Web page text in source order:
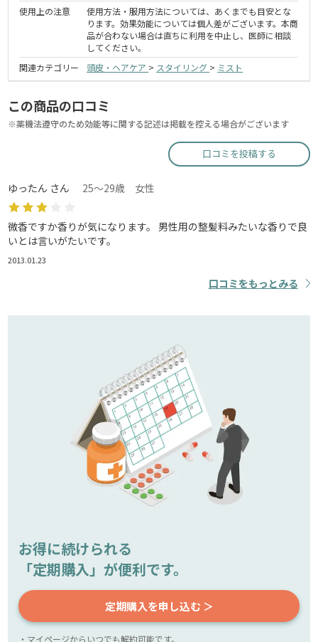
使用上の注意
使用方法・服用方法については、あくまでも目安とな
ります。効果効能については個人差がございます。本商
品が合わない場合は直ちに利用を中止し、医師に相談
してください。
関連カテゴリー
頭皮・ヘアケア > スタイリング > ミスト
この商品の口コミ
※薬機法遵守のため効能等に関する記述は掲載を控える場合がございます
口コミを投稿する
ゆったん さん 25～29歳 女性
微香ですか香りが気になります。 男性用の整髪料みたいな香りで良
いとは言いがたいです。
2013.01.23
口コミをもっとみる
お得に続けられる
「定期購入」が便利です。
定期購入を申し込む ＞
・マイページからいつでも解約可能です。